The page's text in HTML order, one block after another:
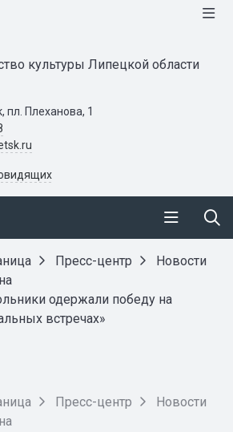
культуры Липецкой области
пл. Плеханова, 1
Пресс-центр
Новости
одержали победу на
встречах»
Пресс-центр
Новости